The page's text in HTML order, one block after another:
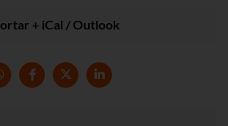
+ iCal / Outlook